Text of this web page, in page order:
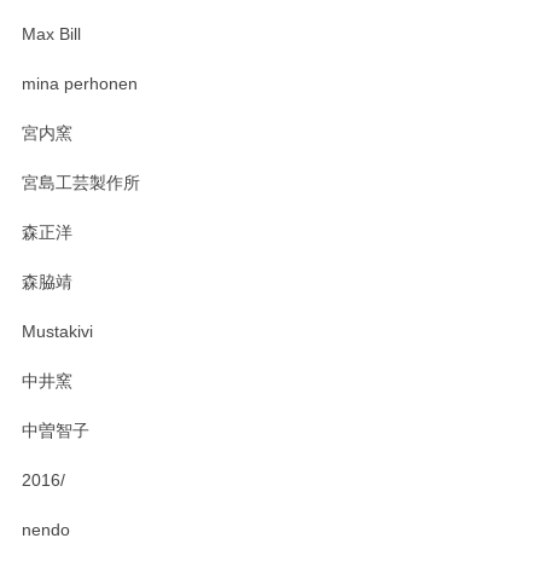
おかけしました。 ありがとうございます。
Max Bill
mina perhonen
宮内窯
宮島工芸製作所
森正洋
森脇靖
Mustakivi
中井窯
中曽智子
2016/
nendo